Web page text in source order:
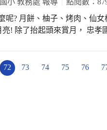
小 教務處 報導 點閱數：
呢? 月餅、柚子、烤肉、仙
! 除了抬起頭來賞月， 忠孝
72 73 74 75 76